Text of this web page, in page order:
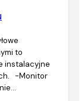
to
instalacyjne
-Monitor